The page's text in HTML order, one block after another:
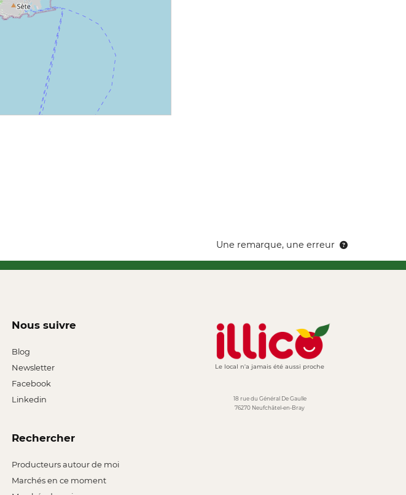
Une remarque, une erreur
Nous suivre
Blog
Newsletter
Facebook
Linkedin
Rechercher
Producteurs autour de moi
Marchés en ce moment
Le local n'a jamais été aussi proche
18 rue du Général De Gaulle
76270 Neufchâtel-en-Bray